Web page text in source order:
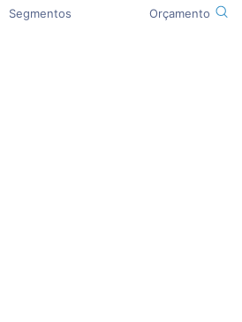
Segmentos Orçamento